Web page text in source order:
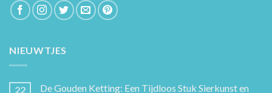
NIEUWTJES
22
De Gouden Ketting: Een Tijdloos Stuk Sierkunst en